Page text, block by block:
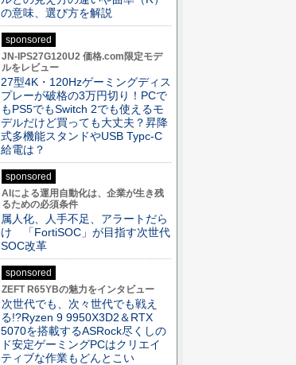
の意味、選び方を解説
sponsored
JN-IPS27G120U2 価格.com限定モデ
ルをレビュー
27型4K・120Hzゲーミングディス
プレーが破格の3万円切り！PCで
もPS5でもSwitch 2でも使えるモ
デルだけど買っても大丈夫？昇降
式多機能スタンドやUSB Typc-C
給電は？
sponsored
AIによる運用自動化は、企業が生き残
るための必須条件
属人化、人手不足、アラートだら
け 「FortiSOC」が目指す次世代
SOC改革
sponsored
ZEFT R65YBの魅力をインタビュー
次世代でも、次々世代でも戦え
る!?Ryzen 9 9950X3D2＆RTX
5070を搭載するASRock尽くしの
ド安定ゲーミングPCはクリエイ
ティブな作業もどんとこい